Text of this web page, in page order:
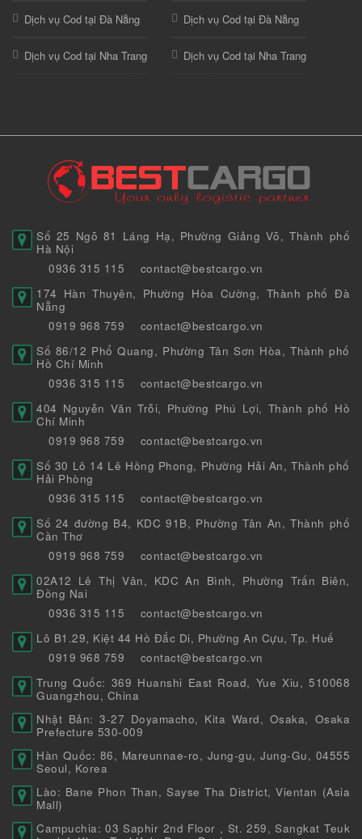
Dịch vụ Cod tại Đà Nẵng
Dịch vụ Cod tại Nha Trang
Dịch vụ Cod tại Đà Nẵng
Dịch vụ Cod tại Nha Trang
Số 25 Ngõ 81 Láng Hạ, Phường Giảng Võ, Thành phố
Hà Nội
0936 315 115
contact@bestcargo.vn
174 Hàn Thuyên, Phường Hòa Cường, Thành phố Đà
Nẵng
0919 968 759
contact@bestcargo.vn
Số 86/12 Phổ Quang, Phường Tân Sơn Hòa, Thành phố
Hồ Chí Minh
0936 315 115
contact@bestcargo.vn
404 Nguyễn Văn Trỗi, Phường Phú Lợi, Thành phố Hồ
Chí Minh
0919 968 759
contact@bestcargo.vn
Số 30 Lô 14 Lê Hồng Phong, Phường Hải An, Thành phố
Hải Phòng
0936 315 115
contact@bestcargo.vn
Số 24 đường B4, KDC 91B, Phường Tân An, Thành phố
Cần Thơ
0919 968 759
contact@bestcargo.vn
02A12 Lê Thị Vân, KDC An Bình, Phường Trấn Biên,
Đồng Nai
0936 315 115
contact@bestcargo.vn
Lô B1.29, Kiệt 44 Hồ Đắc Di, Phường An Cựu, Tp. Huế
0919 968 759
contact@bestcargo.vn
Trung Quốc: 369 Huanshi East Road, Yue Xiu, 510068
Guangzhou, China
Nhật Bản: 3-27 Doyamacho, Kita Ward, Osaka, Osaka
Prefecture 530-009
Hàn Quốc: 86, Mareunnae-ro, Jung-gu, Jung-Gu, 04555
Seoul, Korea
Lào: Bane Phon Than, Sayse Tha District, Vientan (Asia
Mall)
Campuchia: 03 Saphir 2nd Floor , St. 259, Sangkat Teuk